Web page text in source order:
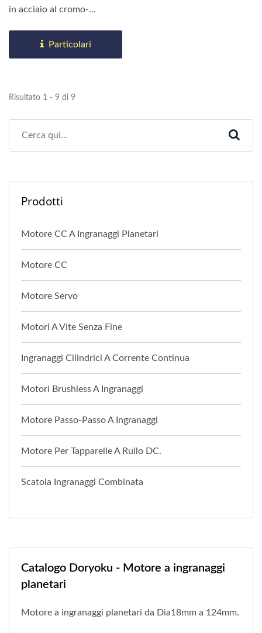
in acciaio al cromo-
rendono...Particolari
Risultato 1 - 9 di 9
Prodotti
Motore CC A Ingranaggi Planetari
Motore CC
Motore Servo
Motori A Vite Senza Fine
Ingranaggi Cilindrici A Corrente Continua
Motori Brushless A Ingranaggi
Motore Passo-Passo A Ingranaggi
Motore Per Tapparelle A Rullo DC.
Scatola Ingranaggi Combinata
Catalogo Doryoku - Motore a ingranaggi
planetari
Motore a ingranaggi planetari da Dia18mm a 124mm.